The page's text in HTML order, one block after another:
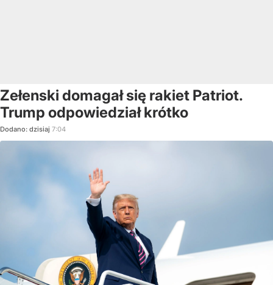
Zełenski domagał się rakiet Patriot.
Trump odpowiedział krótko
Dodano: dzisiaj 7:04